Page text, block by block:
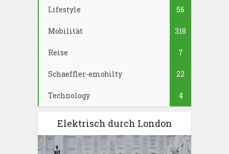
Lifestyle 56
Mobilität 318
Reise 7
Schaeffler-emobilty 22
Technology 4
Elektrisch durch London